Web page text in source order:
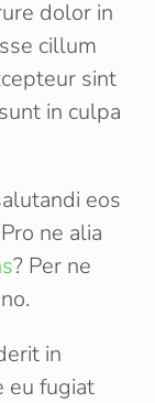
dolor in
cillum
sint
in culpa
eos
ne alia
? Per ne
in
eu fugiat